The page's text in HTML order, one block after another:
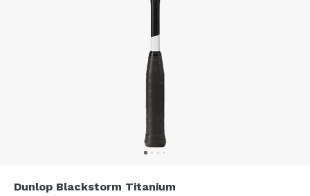
Dunlop Blackstorm Titanium